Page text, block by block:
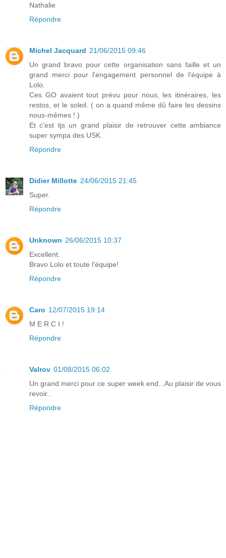
Nathalie
Répondre
Michel Jacquard 21/06/2015 09:46
Un grand bravo pour cette organisation sans faille et un
grand merci pour l'engagement personnel de l'équipe à
Lolo.
Ces GO avaient tout prévu pour nous, les itinéraires, les
restos, et le soleil. ( on a quand même dû faire les dessins
nous-mêmes ! )
Et c'est tjs un grand plaisir de retrouver cette ambiance
super sympa des USK.
Répondre
Didier Millotte 24/06/2015 21:45
Super.
Répondre
Unknown 26/06/2015 10:37
Excellent.
Bravo Lolo et toute l'équipe!
Répondre
Caro 12/07/2015 19:14
M E R C I !
Répondre
Valrov 01/08/2015 06:02
Un grand merci pour ce super week end...Au plaisir de vous
revoir..
Répondre